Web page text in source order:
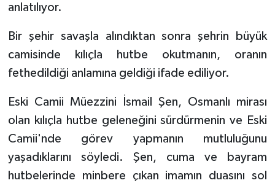
anlatılıyor.
Bir şehir savaşla alındıktan sonra şehrin büyük
camisinde kılıçla hutbe okutmanın, oranın
fethedildiği anlamına geldiği ifade ediliyor.
Eski Camii Müezzini İsmail Şen, Osmanlı mirası
olan kılıçla hutbe geleneğini sürdürmenin ve Eski
Camii'nde görev yapmanın mutluluğunu
yaşadıklarını söyledi. Şen, cuma ve bayram
hutbelerinde minbere çıkan imamın duasını sol
Burdur Müftülüğü
Çanakkale Müftülüğü
Çankırı Müftülüğü
Çorum Müftülüğü
Ekonomi
Podcast
Bilim, Teknoloji
Biyografiler